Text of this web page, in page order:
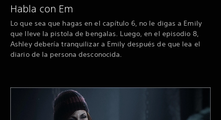
Habla con Em
Lo que sea que hagas en el capítulo 6, no le digas a Emily
que lleve la pistola de bengalas. Luego, en el episodio 8,
Ashley debería tranquilizar a Emily después de que lea el
diario de la persona desconocida.